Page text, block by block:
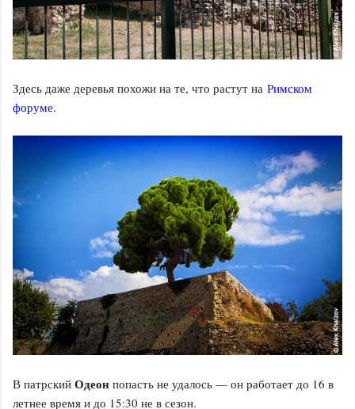
Здесь даже деревья похожи на те, что растут на Римском
форуме.
В патрский Одеон попасть не удалось — он работает до 16 в
летнее время и до 15:30 не в сезон.